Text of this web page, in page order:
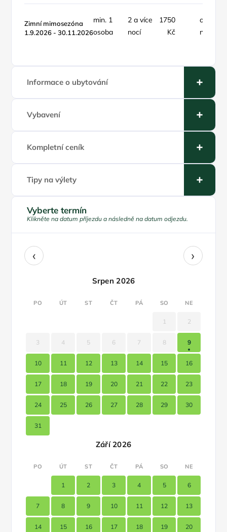
Zimní mimosezóna
1.9.2026 - 30.11.2026
min. 1
osoba
2 a více
nocí
1750
Kč
objekt /
noc
Informace o ubytování
Vybavení
Kompletní ceník
Tipy na výlety
Vyberte termín
Klikněte na datum příjezdu a následně na datum odjezdu.
‹ ›
Srpen 2026
PO ÚT ST ČT PÁ SO NE
1 2
3 4 5 6 7 8 9
10 11 12 13 14 15 16
17 18 19 20 21 22 23
24 25 26 27 28 29 30
31
Září 2026
PO ÚT ST ČT PÁ SO NE
1 2 3 4 5 6
7 8 9 10 11 12 13
14 15 16 17 18 19 20